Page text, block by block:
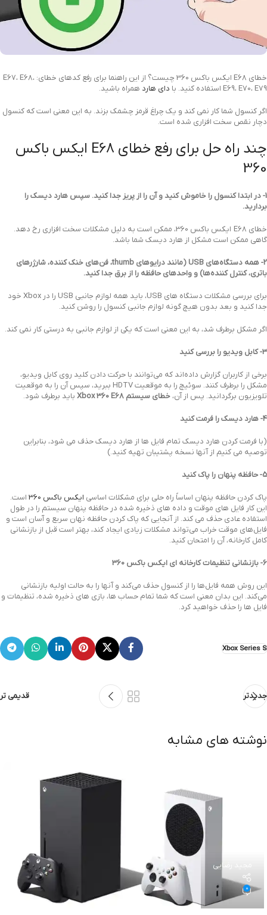
خطای E68 ایکس باکس 360 چیست؟ از این راهنما برای رفع کدهای خطای: E67، E68،
E69، E70، E79 استفاده کنید. با
دای هارد همراه باشید.
اگر کنسول شما کار نمی کند و یک چراغ قرمز چشمک بزند. به این معنی است که کنسول
دچار نقص سخت افزاری شده است.
چند راه حل برای رفع خطای E68 ایکس باکس
360
1- در ابتدا کنسول را خاموش کنید و آن را از پریز جدا کنید. سپس هارد دیسک را
بردارید.
خطای E68 ایکس باکس 360، ممکن است به دلیل مشکلات سخت افزاری رخ دهد.
گاهی ممکن است مشکل از هارد دیسک شما باشد.
2- همه دستگاه‌های USB (مانند درایوهای thumb، فن‌های خنک کننده، شارژرهای
باتری، کنترل کننده‌ها) و واحدهای حافظه را از برق جدا کنید.
برای بررسی مشکلات دستگاه های USB، باید همه لوازم جانبی USB را در Xbox خود
جدا کنید و بعد بدون هیچ گونه لوازم جانبی کنسول را روشن کنید.
اگر مشکل برطرف شد، به این معنی است که یکی از لوازم جانبی به درستی کار نمی کند.
3- کابل ویدیو را بررسی کنید
برخی از کاربران گزارش داده‌اند که می‌توانند با حرکت دادن کلید روی کابل ویدیو،
مشکل را برطرف کنند. سوئیچ را به موقعیت HDTV ببرید، سپس آن را به موقعیت
تلویزیون برگردانید. پس از آن،خطای سیستم Xbox 360 E68 باید برطرف شود.
4- هارد دیسک را فرمت کنید
(با فرمت کردن هارد دیسک تمام فایل ها از هارد دیسک حذف می شود، بنابراین
توصیه می کنیم از آنها نسخه پشتیبان تهیه کنید.)
5- حافظه پنهان را پاک کنید
پاک کردن حافظه پنهان اساساً راه حلی برای مشکلات اساسی ایکس باکس 360
است.
این کار فایل های موقت و داده های ذخیره شده در حافظه پنهان سیستم را در طول
استفاده عادی حذف می کند. از آنجایی که پاک کردن حافظه نهان سریع و آسان است و
فایل‌های موقت خراب می‌تواند مشکلات زیادی ایجاد کند، بهتر است قبل از بازنشانی
کامل کارخانه، آن را امتحان کنید.
6- بازنشانی تنظیمات کارخانه ای ایکس باکس 360
این روش همه فایل‌ها را از کنسول حذف می‌کند و آنها را به حالت اولیه بازنشانی
می‌کند. این بدان معنی است که شما تمام حساب ها، بازی های ذخیره شده، تنظیمات و
فایل ها را حذف خواهید کرد.
Xbox Series S
جدیدتر قدیمی تر
نوشته های مشابه
مجید رضایی
0